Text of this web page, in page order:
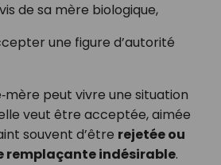
de sa mère biologique,
une figure d’autorité
peut vivre une situation
veut être acceptée, aimée
souvent d’être rejetée ou
remplaçante indésirable.